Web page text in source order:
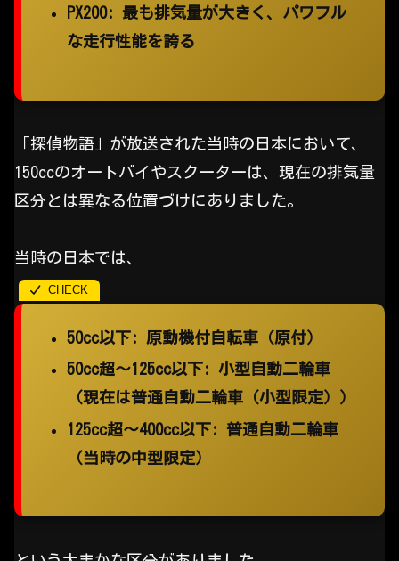
PX200: 最も排気量が大きく、パワフル
な走行性能を誇る
「探偵物語」が放送された当時の日本において、
150ccのオートバイやスクーターは、現在の排気量
区分とは異なる位置づけにありました。
当時の日本では、
50cc以下: 原動機付自転車（原付）
50cc超～125cc以下: 小型自動二輪車
（現在は普通自動二輪車（小型限定））
125cc超～400cc以下: 普通自動二輪車
（当時の中型限定）